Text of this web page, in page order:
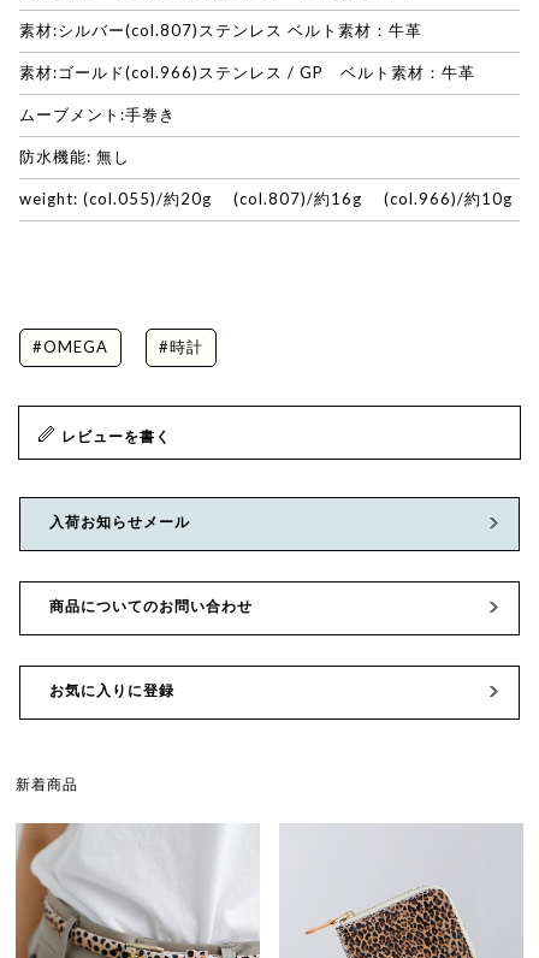
素材:シルバー(col.807)ステンレス ベルト素材：牛革
素材:ゴールド(col.966)ステンレス / GP ベルト素材：牛革
ムーブメント:手巻き
防水機能: 無し
weight: (col.055)/約20g (col.807)/約16g (col.966)/約10g
#OMEGA #時計
レビューを書く
入荷お知らせメール
商品についてのお問い合わせ
お気に入りに登録
新着商品